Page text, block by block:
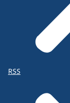
RSS